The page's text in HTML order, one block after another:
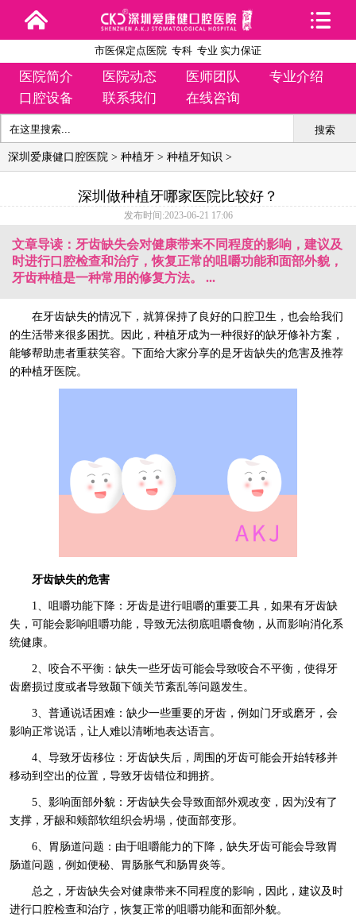
市医保定点医院 专科 专业 实力保证
医院简介 医院动态 医师团队
专业介绍
口腔设备
联系我们 在线咨询
搜索
深圳爱康健口腔医院 > 种植牙 > 种植牙知识 >
深圳做种植牙哪家医院比较好？
发布时间:2023-06-21 17:06
文章导读：牙齿缺失会对健康带来不同程度的影响，建议及
时进行口腔检查和治疗，恢复正常的咀嚼功能和面部外貌，
牙齿种植是一种常用的修复方法。 ...
在牙齿缺失的情况下，就算保持了良好的口腔卫生，也会给我们
的生活带来很多困扰。因此，种植牙成为一种很好的缺牙修补方案，
能够帮助患者重获笑容。下面给大家分享的是牙齿缺失的危害及推荐
的种植牙医院。
牙齿缺失的危害
1、咀嚼功能下降：牙齿是进行咀嚼的重要工具，如果有牙齿缺
失，可能会影响咀嚼功能，导致无法彻底咀嚼食物，从而影响消化系
统健康。
2、咬合不平衡：缺失一些牙齿可能会导致咬合不平衡，使得牙
齿磨损过度或者导致颞下颌关节紊乱等问题发生。
3、普通说话困难：缺少一些重要的牙齿，例如门牙或磨牙，会
影响正常说话，让人难以清晰地表达语言。
4、导致牙齿移位：牙齿缺失后，周围的牙齿可能会开始转移并
移动到空出的位置，导致牙齿错位和拥挤。
5、影响面部外貌：牙齿缺失会导致面部外观改变，因为没有了
支撑，牙龈和颊部软组织会坍塌，使面部变形。
6、胃肠道问题：由于咀嚼能力的下降，缺失牙齿可能会导致胃
肠道问题，例如便秘、胃肠胀气和肠胃炎等。
总之，牙齿缺失会对健康带来不同程度的影响，因此，建议及时
进行口腔检查和治疗，恢复正常的咀嚼功能和面部外貌。